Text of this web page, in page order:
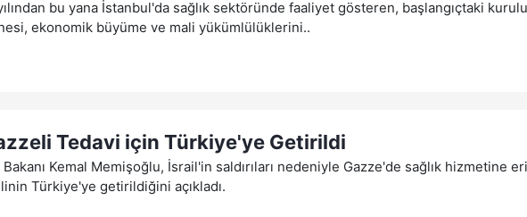
bu yana İstanbul'da sağlık sektöründe faaliyet gösteren, başlangıçtaki
ekonomik büyüme ve mali yükümlülüklerini..
Tedavi için Türkiye'ye Getirildi
Bakanı Kemal Memişoğlu, İsrail'in saldırıları nedeniyle Gazze'de sağlık hizmetine
Türkiye'ye getirildiğini açıkladı.